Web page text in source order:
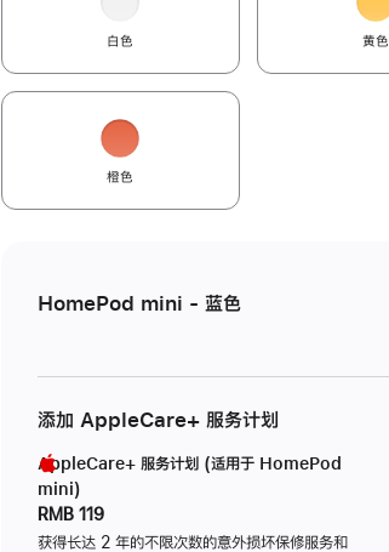
白色 黄色
橙色
HomePod mini - 蓝色
添加 AppleCare+ 服务计划
AppleCare+ 服务计划 (适用于 HomePod
mini)
RMB 119
获得长达 2 年的不限次数的意外损坏保修服务和